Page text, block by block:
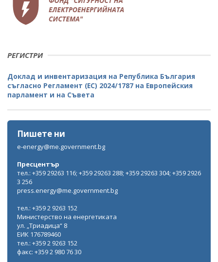
РЕГИСТРИ
Доклад и инвентаризация на Република България
съгласно Регламент (ЕС) 2024/1787 на Европейския
парламент и на Съвета
Пишете ни
e-energy@me.government.bg
Пресцентър
тел.: +359 29263 116; +359 29263 288; +359 29263 304; +359 2926
3 256
press.energy@me.government.bg
тел.: +359 2 9263 152
Министерство на енергетиката
ул. „Триадица“ 8
ЕИК 176789460
тел.: +359 2 9263 152
факс: +359 2 980 76 30